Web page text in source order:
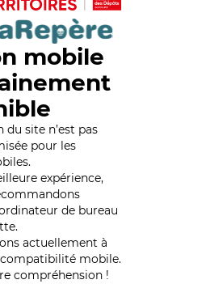
mobile
du site n’est pas
pour les
expérience,
de bureau
actuellement à
mobile.
compréhension !